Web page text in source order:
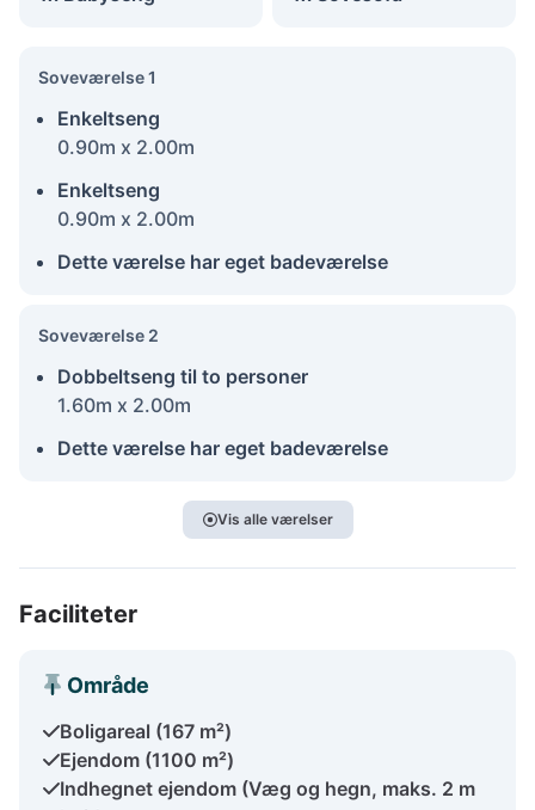
Soveværelse 1
Enkeltseng
0.90m x 2.00m
Enkeltseng
0.90m x 2.00m
Dette værelse har eget badeværelse
Soveværelse 2
Dobbeltseng til to personer
1.60m x 2.00m
Dette værelse har eget badeværelse
Vis alle værelser
Faciliteter
Område
Boligareal (167 m²)
Ejendom (1100 m²)
Indhegnet ejendom (Væg og hegn, maks. 2 m